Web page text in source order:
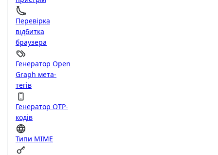
Перевірка
відбитка
браузера
Генератор Open
Graph мета-
тегів
Генератор OTP-
кодів
Типи MIME